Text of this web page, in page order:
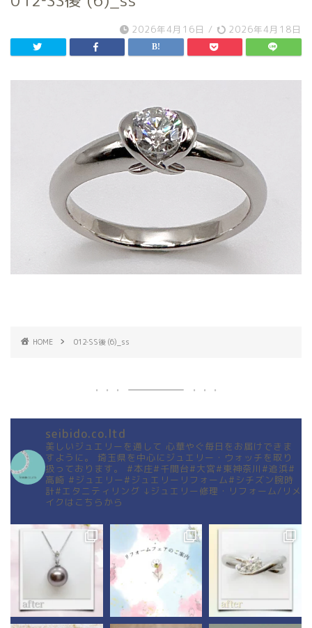
2026年4月16日 / 2026年4月18日
HOME 012‐SS後 (6)_ss
seibido.co.ltd
美しいジュエリーを通して 心華やぐ毎日をお届けできま
すように。
埼玉県を中心にジュエリー・ウォッチを取り
扱っております。
#本庄#千間台#大宮#東神奈川#追浜#
高崎 #ジュエリー#ジュエリーリフォーム#シチズン腕時
計#エタニティリング ↓ジュエリー修理・リフォーム/リメ
イクはこちらから